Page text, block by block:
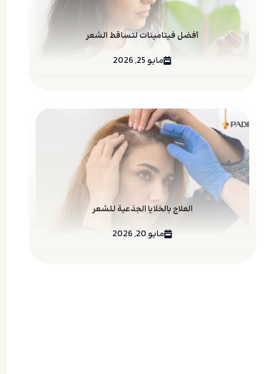
أفضل فيتامينات لتساقط الشعر
مايو 25, 2026
العلاج بالخلايا الجذعية للشعر
مايو 20, 2026